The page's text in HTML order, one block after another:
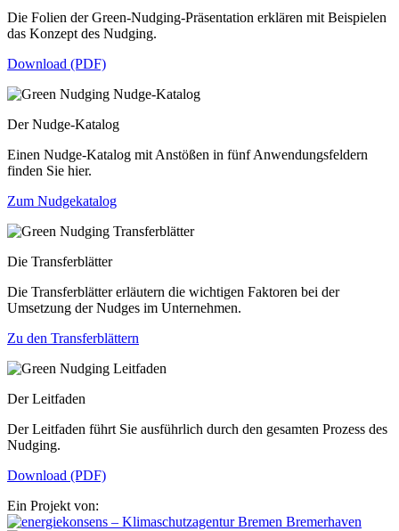
Die Folien der Green-Nudging-Präsentation erklären mit Beispielen
das Konzept des Nudging.
Download (PDF)
Der Nudge-Katalog
Einen Nudge-Katalog mit Anstößen in fünf Anwendungsfeldern
finden Sie hier.
Zum Nudgekatalog
Die Transferblätter
Die Transferblätter erläutern die wichtigen Faktoren bei der
Umsetzung der Nudges im Unternehmen.
Zu den Transferblättern
Der Leitfaden
Der Leitfaden führt Sie ausführlich durch den gesamten Prozess des
Nudging.
Download (PDF)
Ein Projekt von: